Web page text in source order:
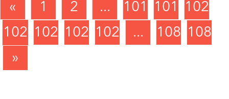
« 1 2 ... 101810191020
1021102210231024 ... 10881089
»